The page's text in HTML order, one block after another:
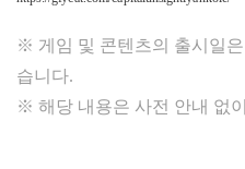
※ 게임 및 콘텐츠의 출시일
습니다.
※ 해당 내용은 사전 안내 없